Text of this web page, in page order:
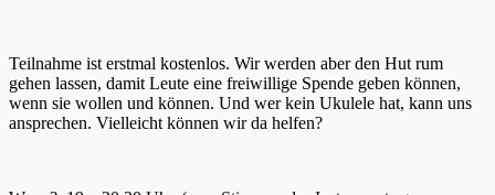
Teilnahme ist erstmal kostenlos. Wir werden aber den Hut rum
gehen lassen, damit Leute eine freiwillige Spende geben können,
wenn sie wollen und können. Und wer kein Ukulele hat, kann uns
ansprechen. Vielleicht können wir da helfen?